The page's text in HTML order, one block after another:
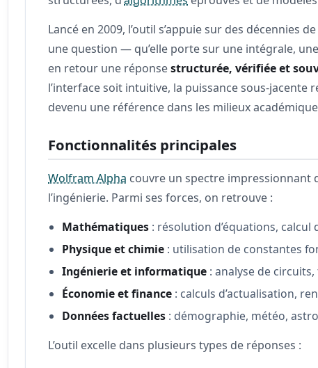
Lancé en 2009, l’outil s’appuie sur des
une question — qu’elle porte sur une intégrale,
en retour une réponsestructurée, vérifiée et
l’interface soit intuitive, la puissance sous-jacente
devenu une référence dans les milieux
Fonctionnalités principales
Wolfram Alpha couvre un spectre impressionnant
l’ingénierie. Parmi ses forces, on retrouve :
Mathématiques : résolution d’équations,
Physique et chimie : utilisation de constantes
Ingénierie et informatique : analyse de
Économie et finance : calculs d’actualisation,
Données factuelles : démographie, météo,
L’outil excelle dans plusieurs types de réponses :